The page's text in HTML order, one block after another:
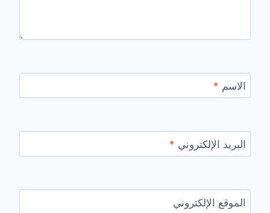
الاسم *
البريد الإلكتروني *
الموقع الإلكتروني